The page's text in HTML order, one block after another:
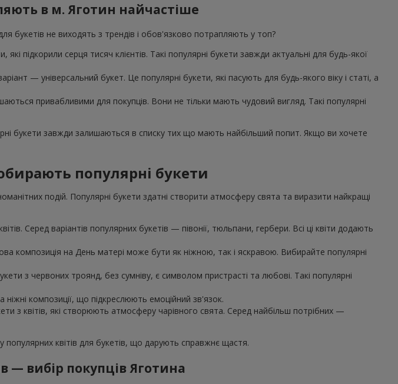
в м. Яготин найчастіше
букетів не виходять з трендів і обов'язково потрапляють у топ?
які підкорили серця тисяч клієнтів. Такі популярні букети завжди актуальні для будь-якої
— універсальний букет. Це популярні букети, які пасують для будь-якого віку і статі, а
привабливими для покупців. Вони не тільки мають чудовий вигляд. Такі популярні
букети завжди залишаються в списку тих що мають найбільший попит. Якщо ви хочете
популярні букети
подій. Популярні букети здатні створити атмосферу свята та виразити найкращі
Серед варіантів популярних букетів — півонії, тюльпани, гербери. Всі ці квіти додають
композиція на День матері може бути як ніжною, так і яскравою. Вибирайте популярні
з червоних троянд, без сумніву, є символом пристрасті та любові. Такі популярні
композиції, що підкреслюють емоційний зв'язок.
з квітів, які створюють атмосферу чарівного свята. Серед найбільш потрібних —
квітів для букетів, що дарують справжнє щастя.
— вибір покупців Яготина